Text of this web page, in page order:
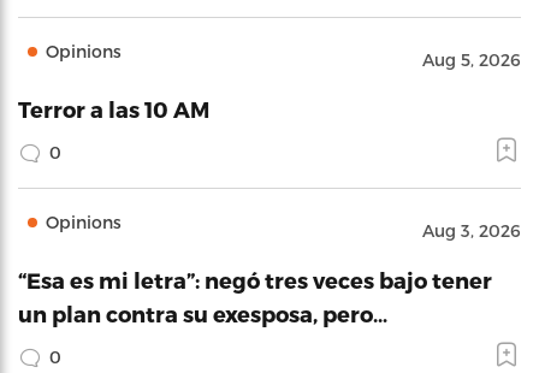
Opinions Aug 5, 2026
Terror a las 10 AM
0
Opinions Aug 3, 2026
“Esa es mi letra”: negó tres veces bajo tener
un plan contra su exesposa, pero…
0